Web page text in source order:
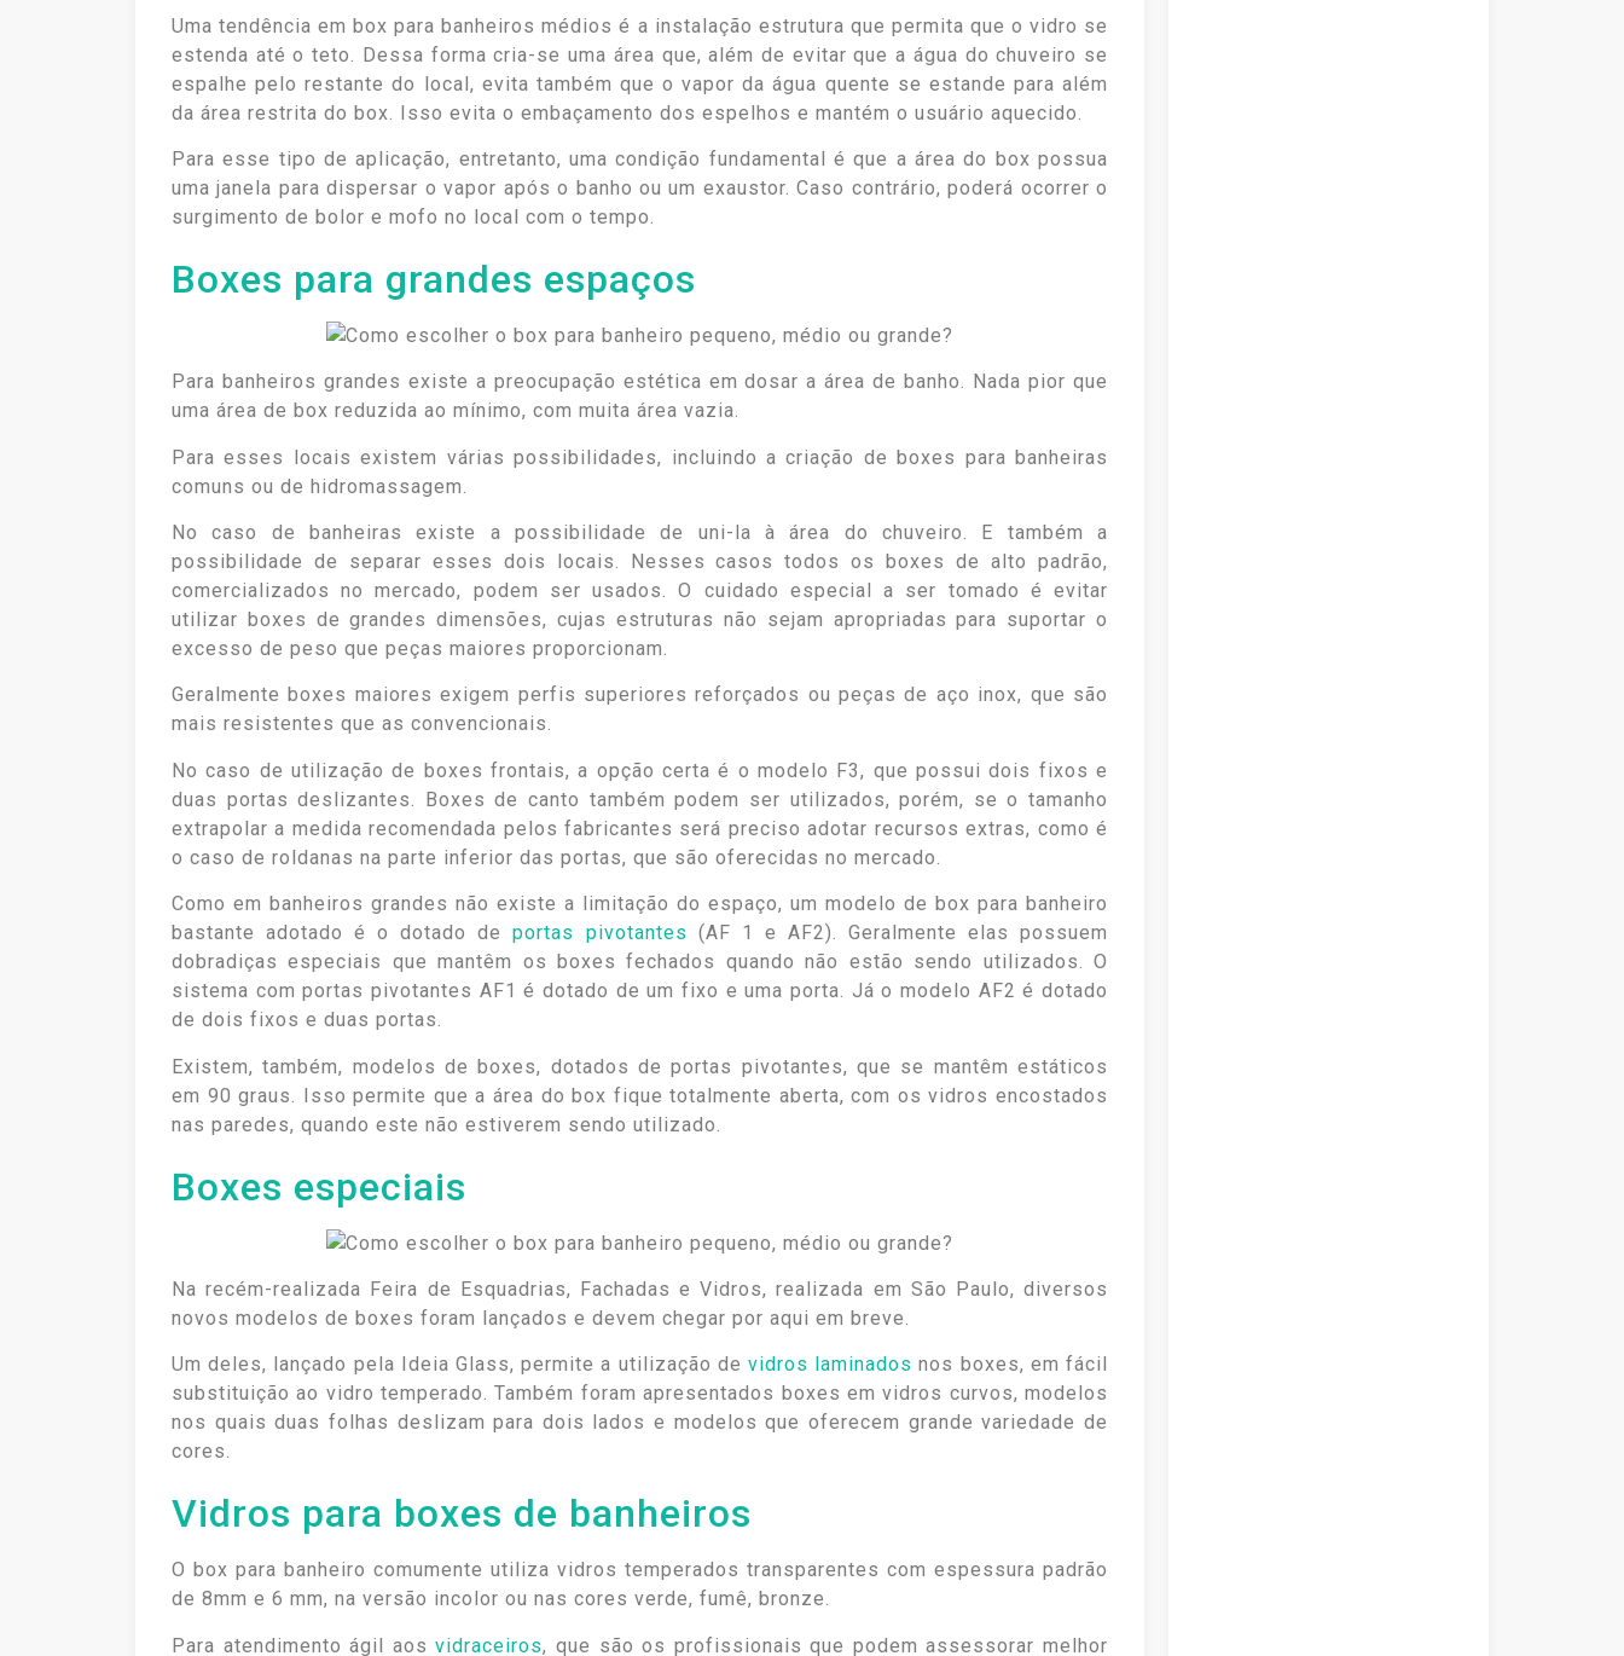
Uma tendência em box para banheiros médios é a instalação estrutura que permita que o vidro se
estenda até o teto. Dessa forma cria-se uma área que, além de evitar que a água do chuveiro se
espalhe pelo restante do local, evita também que o vapor da água quente se estande para além
da área restrita do box. Isso evita o embaçamento dos espelhos e mantém o usuário aquecido.
Para esse tipo de aplicação, entretanto, uma condição fundamental é que a área do box possua
uma janela para dispersar o vapor após o banho ou um exaustor. Caso contrário, poderá ocorrer o
surgimento de bolor e mofo no local com o tempo.
Boxes para grandes espaços
Para banheiros grandes existe a preocupação estética em dosar a área de banho. Nada pior que
uma área de box reduzida ao mínimo, com muita área vazia.
Para esses locais existem várias possibilidades, incluindo a criação de boxes para banheiras
comuns ou de hidromassagem.
No caso de banheiras existe a possibilidade de uni-la à área do chuveiro. E também a
possibilidade de separar esses dois locais. Nesses casos todos os boxes de alto padrão,
comercializados no mercado, podem ser usados. O cuidado especial a ser tomado é evitar
utilizar boxes de grandes dimensões, cujas estruturas não sejam apropriadas para suportar o
excesso de peso que peças maiores proporcionam.
Geralmente boxes maiores exigem perfis superiores reforçados ou peças de aço inox, que são
mais resistentes que as convencionais.
No caso de utilização de boxes frontais, a opção certa é o modelo F3, que possui dois fixos e
duas portas deslizantes. Boxes de canto também podem ser utilizados, porém, se o tamanho
extrapolar a medida recomendada pelos fabricantes será preciso adotar recursos extras, como é
o caso de roldanas na parte inferior das portas, que são oferecidas no mercado.
Como em banheiros grandes não existe a limitação do espaço, um modelo de box para banheiro
bastante adotado é o dotado deportas pivotantes (AF 1 e AF2). Geralmente elas possuem
dobradiças especiais que mantêm os boxes fechados quando não estão sendo utilizados. O
sistema com portas pivotantes AF1 é dotado de um fixo e uma porta. Já o modelo AF2 é dotado
de dois fixos e duas portas.
Existem, também, modelos de boxes, dotados de portas pivotantes, que se mantêm estáticos
em 90 graus. Isso permite que a área do box fique totalmente aberta, com os vidros encostados
nas paredes, quando este não estiverem sendo utilizado.
Boxes especiais
Na recém-realizada Feira de Esquadrias, Fachadas e Vidros, realizada em São Paulo, diversos
novos modelos de boxes foram lançados e devem chegar por aqui em breve.
Um deles, lançado pela Ideia Glass, permite a utilização de vidros laminados nos boxes, em fácil
substituição ao vidro temperado. Também foram apresentados boxes em vidros curvos, modelos
nos quais duas folhas deslizam para dois lados e modelos que oferecem grande variedade de
cores.
Vidros para boxes de banheiros
O box para banheiro comumente utiliza vidros temperados transparentes com espessura padrão
de 8mm e 6 mm, na versão incolor ou nas cores verde, fumê, bronze.
Para atendimento ágil aosvidraceiros, que são os profissionais que podem assessorar melhor